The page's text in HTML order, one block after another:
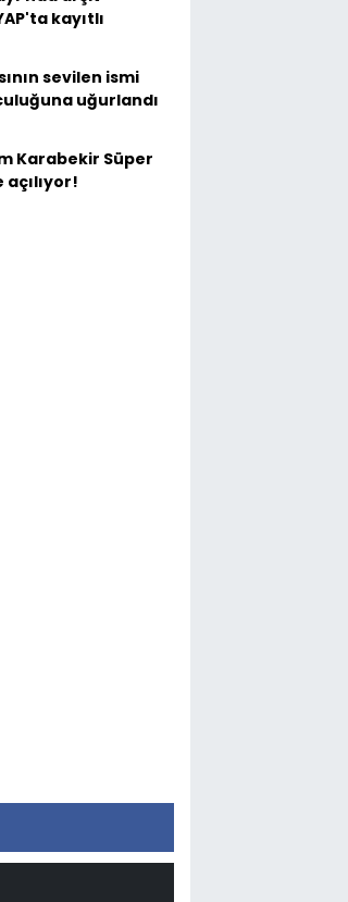
kayıtlı
sevilen ismi
uğurlandı
Karabekir Süper